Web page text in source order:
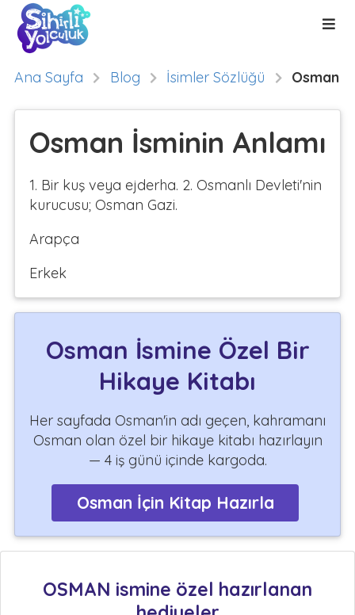
Ana Sayfa Blog İsimler Sözlüğü Osman
Osman İsminin Anlamı
1. Bir kuş veya ejderha. 2. Osmanlı Devleti'nin
kurucusu; Osman Gazi.
Arapça
Erkek
Osman İsmine Özel Bir
Hikaye Kitabı
Her sayfada Osman'in adı geçen, kahramanı
Osman olan özel bir hikaye kitabı hazırlayın
— 4 iş günü içinde kargoda.
Osman İçin Kitap Hazırla
OSMAN ismine özel hazırlanan